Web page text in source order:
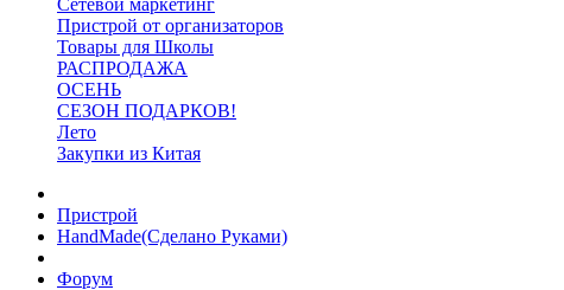
Пристрой от организаторов
Товары для Школы
РАСПРОДАЖА
ОСЕНЬ
СЕЗОН ПОДАРКОВ!
Лето
Закупки из Китая
Пристрой
HandMade(Сделано Руками)
Форум